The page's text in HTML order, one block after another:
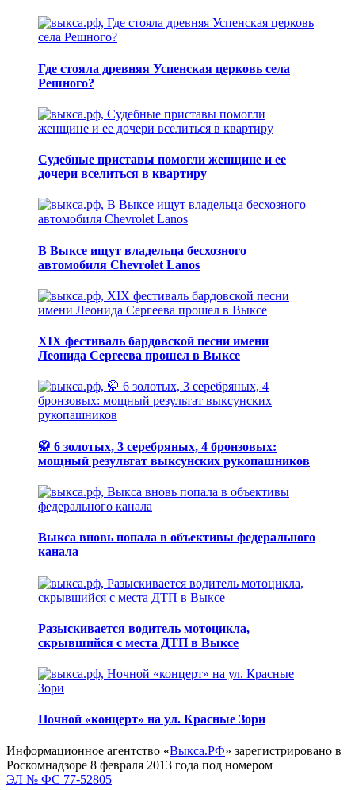
Где стояла древняя Успенская церковь села
Решного?
Судебные приставы помогли женщине и ее
дочери вселиться в квартиру
В Выксе ищут владельца бесхозного
автомобиля Chevrolet Lanos
XIX фестиваль бардовской песни имени
Леонида Сергеева прошел в Выксе
🥋 6 золотых, 3 серебряных, 4 бронзовых:
мощный результат выксунских рукопашников
Выкса вновь попала в объективы федерального
канала
Разыскивается водитель мотоцикла,
скрывшийся с места ДТП в Выксе
Ночной «концерт» на ул. Красные Зори
Информационное агентство «Выкса.РФ» зарегистрировано в
Роскомнадзоре 8 февраля 2013 года под номером
ЭЛ № ФС 77-52805